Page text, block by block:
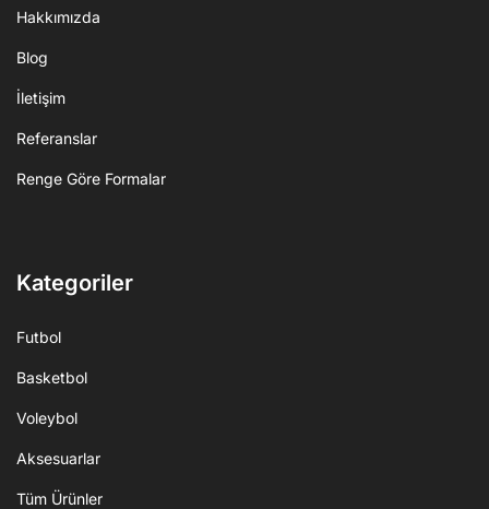
Hakkımızda
Blog
İletişim
Referanslar
Renge Göre Formalar
Kategoriler
Futbol
Basketbol
Voleybol
Aksesuarlar
Tüm Ürünler